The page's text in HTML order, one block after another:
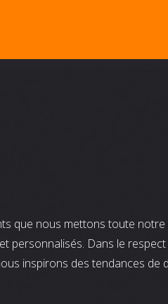
que nous mettons toute
personnalisés. Dans le
inspirons des tendances de